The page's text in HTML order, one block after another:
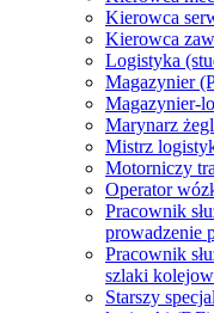
Kierowca
Kierowca
Logistyka
Magazynier
Magazynier-
Marynarz
Mistrz
Motorniczy
Operator
Pracownik
prowadzenie
Pracownik
szlaki
Starszy